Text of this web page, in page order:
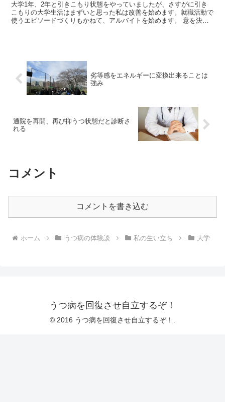
大学1年、2年と引きこもり状態をやっていましたが、さすがに引き
こもりの大学生活はまずいと思った私は改善を始めます。就職活動で
使うエピソードづくりもかねて、アルバイトを始めます。 意を決し
劣等感をエネルギーに変換出来ることは
強み
通院を再開、再び抑うつ状態だと診断さ
れる
コメント
コメントを書き込む
ホーム うつ病の体験談 私の生い立ち 大学
うつ病を回復させ自立するぞ！
© 2016 うつ病を回復させ自立するぞ！.